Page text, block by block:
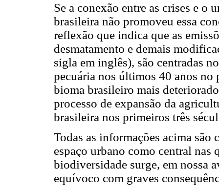
Se a conexão entre as crises e o
brasileira não promoveu essa
reflexão que indica que as
desmatamento e demais
sigla em inglês), são centradas
pecuária nos últimos 40 anos no
bioma brasileiro mais
processo de expansão da
brasileira nos primeiros três
Todas as informações acima são
espaço urbano como central nas
biodiversidade surge, em nossa
equívoco com graves